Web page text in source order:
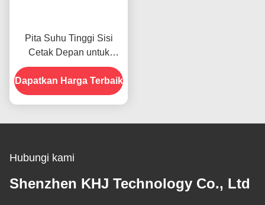
Pita Suhu Tinggi Sisi
Cetak Depan untuk
Produk Dalam Stok
Dapatkan Harga Terbaik
Hubungi kami
Shenzhen KHJ Technology Co., Ltd